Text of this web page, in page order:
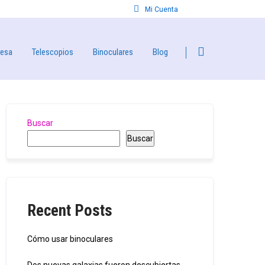
Mi Cuenta
Telescopios Binoculares Blog
Buscar
Buscar
Recent Posts
Cómo usar binoculares